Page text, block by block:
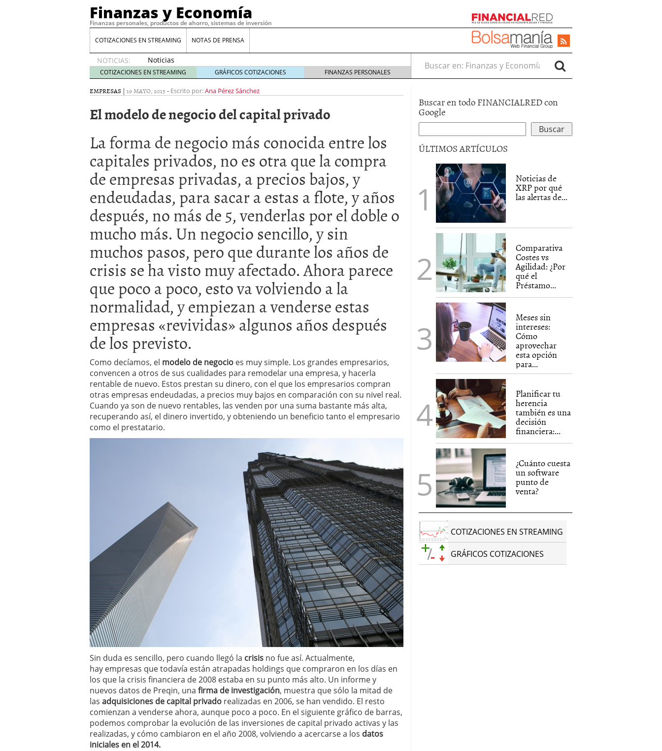
Finanzas y Economía
Finanzas personales, productos de ahorro, sistemas de inversión
COTIZACIONES EN STREAMING NOTAS DE PRENSA
NOTICIAS:
Noticias
de XRP
por qué
las
de
whales
llegar
tarde 16
de abril
de 2026
Comparativa Costes vs Agilidad: ¿Por qué el Préstamo Promotor privado
acelera la rentabilidad? 12 de diciembre de 2025
Meses sin intereses: Cómo aprovechar esta opción para gestionar tus
24 de noviembre de 2025
Planificar tu herencia también es una decisión financiera: cómo anticiparte
a los costes 21 de noviembre de 2025
¿Cuánto cuesta un software punto de venta? 3 de octubre de 2025
COTIZACIONES EN STREAMING GRÁFICOS COTIZACIONES FINANZAS PERSONALES
Buscar en:
EMPRESAS | 19 MAYO, 2015 - Escrito por:Ana Pérez Sánchez
El modelo de negocio del capital privado
La forma de negocio más conocida entre los
capitales privados, no es otra que la compra
de empresas privadas, a precios bajos, y
endeudadas, para sacar a estas a flote, y años
después, no más de 5, venderlas por el doble o
mucho más. Un negocio sencillo, y sin
muchos pasos, pero que durante los años de
crisis se ha visto muy afectado. Ahora parece
que poco a poco, esto va volviendo a la
normalidad, y empiezan a venderse estas
empresas «revividas» algunos años después
de los previsto.
Como decíamos, el modelo de negocio es muy simple. Los grandes empresarios,
convencen a otros de sus cualidades para remodelar una empresa, y hacerla
rentable de nuevo. Estos prestan su dinero, con el que los empresarios compran
otras empresas endeudadas, a precios muy bajos en comparación con su nivel real.
Cuando ya son de nuevo rentables, las venden por una suma bastante más alta,
recuperando así, el dinero invertido, y obteniendo un beneficio tanto el empresario
como el prestatario.
Sin duda es sencillo, pero cuando llegó la crisis no fue así. Actualmente,
hay empresas que todavía están atrapadas holdings que compraron en los días en
los que la crisis financiera de 2008 estaba en su punto más alto. Un informe y
nuevos datos de Preqin, una firma de investigación, muestra que sólo la mitad de
las adquisiciones de capital privado realizadas en 2006, se han vendido. El resto
comienzan a venderse ahora, aunque poco a poco. En el siguiente gráfico de barras,
podemos comprobar la evolución de las inversiones de capital privado activas y las
realizadas, y cómo cambiaron en el año 2008, volviendo a acercarse a los datos
iniciales en el 2014.
Buscar en todo FINANCIALRED con
Google
ÚLTIMOS ARTÍCULOS
Noticias de
XRP por qué
las alertas de...
Comparativa
Costes vs
Agilidad: ¿Por
qué el
Préstamo...
Meses sin
intereses:
Cómo
aprovechar
esta opción
para...
Planificar tu
herencia
también es una
decisión
financiera:...
¿Cuánto cuesta
un software
punto de
venta?
COTIZACIONES EN STREAMING
GRÁFICOS COTIZACIONES